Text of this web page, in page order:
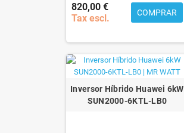
820,00 €
Tax escl.
COMPRAR
Inversor Híbrido Huawei 6kW
SUN2000-6KTL-LB0